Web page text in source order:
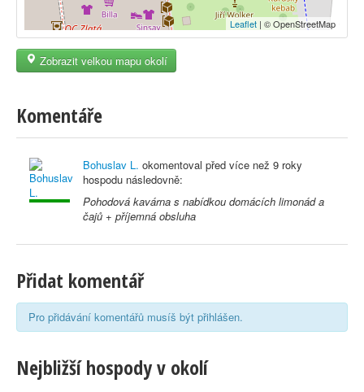
Leaflet | © OpenStreetMap
Zobrazit velkou mapu okolí
Komentáře
Bohuslav L. okomentoval před více než 9 roky
hospodu následovně:
Pohodová kavárna s nabídkou domácích limonád a
čajů + příjemná obsluha
Přidat komentář
Pro přidávání komentářů musíš být přihlášen.
Nejbližší hospody v okolí